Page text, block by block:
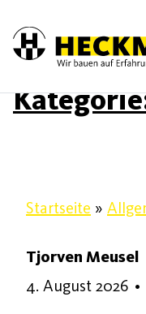
Skip to content
Startseite »
Tjorven Meusel
4. August 2026 •